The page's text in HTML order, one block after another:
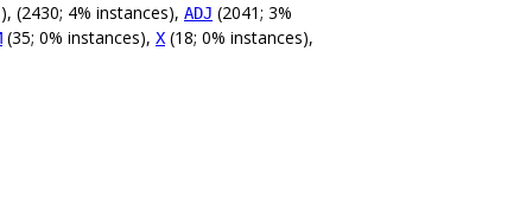
(2430; 4% instances), ADJ (2041; 3%
(35; 0% instances), X (18; 0% instances),